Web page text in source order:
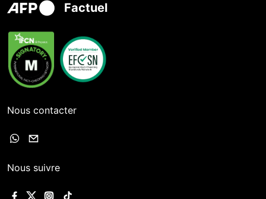
Factuel
Nous contacter
Nous suivre